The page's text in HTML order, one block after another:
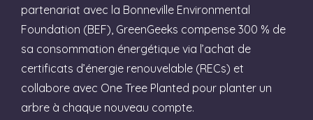
partenariat avec la Bonneville Environmental
Foundation (BEF), GreenGeeks compense 300 % de
sa consommation énergétique via l’achat de
certificats d’énergie renouvelable (RECs) et
collabore avec One Tree Planted pour planter un
arbre à chaque nouveau compte.